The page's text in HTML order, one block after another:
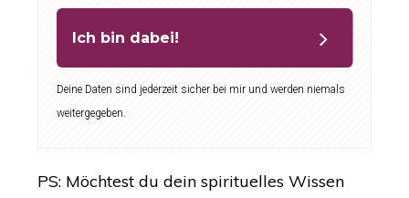
Ich bin dabei!
Deine Daten sind jederzeit sicher bei mir und werden niemals
weitergegeben.
PS: Möchtest du dein spirituelles Wissen